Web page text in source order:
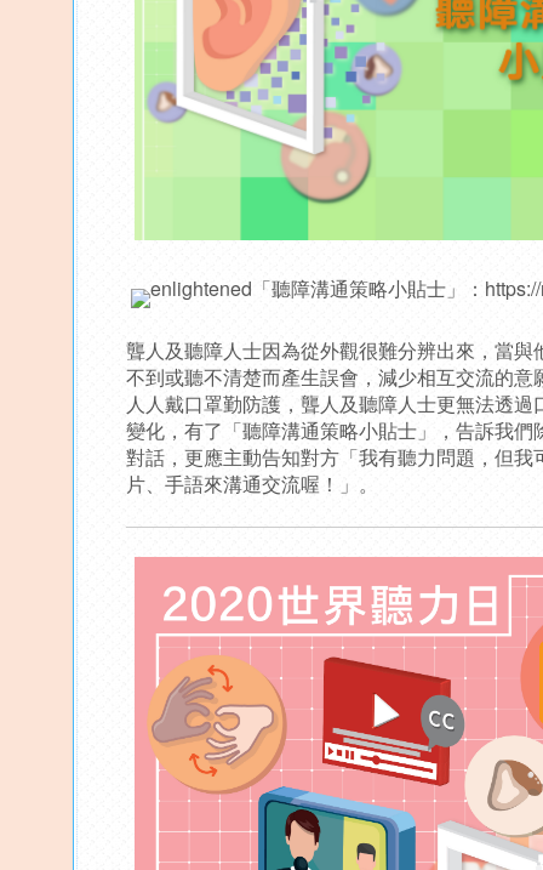
「聽障溝通策略小貼士」：
聾人及聽障人士因為從外觀很難分辨出來，當與
不到或聽不清楚而產生誤會，減少相互交流的意
人人戴口罩勤防護，聾人及聽障人士更無法透
變化，有了「聽障溝通策略小貼士」，告訴我們
對話，更應主動告知對方「我有聽力問題，但我
片、手語來溝通交流喔！」。